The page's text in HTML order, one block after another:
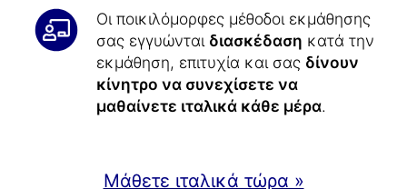
Οι ποικιλόμορφες μέθοδοι εκμάθησης
σας εγγυώνται διασκέδαση κατά την
εκμάθηση, επιτυχία και σας δίνουν
κίνητρο να συνεχίσετε να
μαθαίνετε ιταλικά κάθε μέρα.
Μάθετε ιταλικά τώρα »